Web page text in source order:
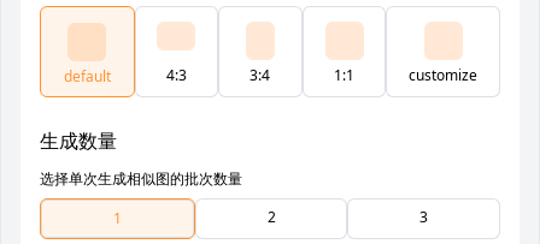
default 4:3 3:4 1:1 customize
生成数量
选择单次生成相似图的批次数量
1
2 3